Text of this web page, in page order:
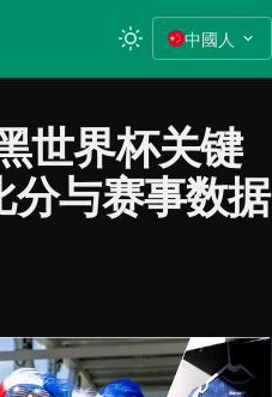
中國人
世界杯关键
与赛事数据